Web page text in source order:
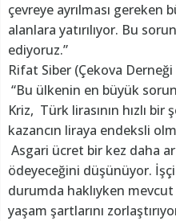
çevreye ayrılması gereken
alanlara yatırılıyor. Bu
ediyoruz.”
Rifat Siber (Çekova Derneği
“Bu ülkenin en büyük
Kriz, Türk lirasının hızlı
kazancın liraya endeksli
Asgari ücret bir kez daha
ödeyeceğini düşünüyor.
durumda haklıyken mevcut
yaşam şartlarını